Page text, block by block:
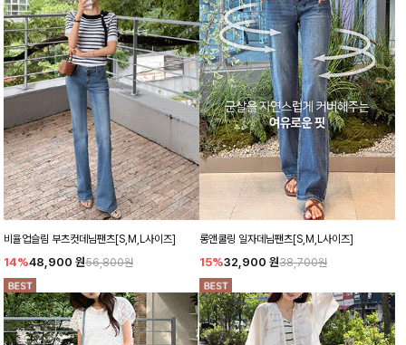
비율업슬림 부츠컷데님팬츠[S,M,L사이즈]
14%48,900 원56,800원
롱앤쿨링 일자데님팬츠[S,M,L사이즈]
15%32,900 원38,700원